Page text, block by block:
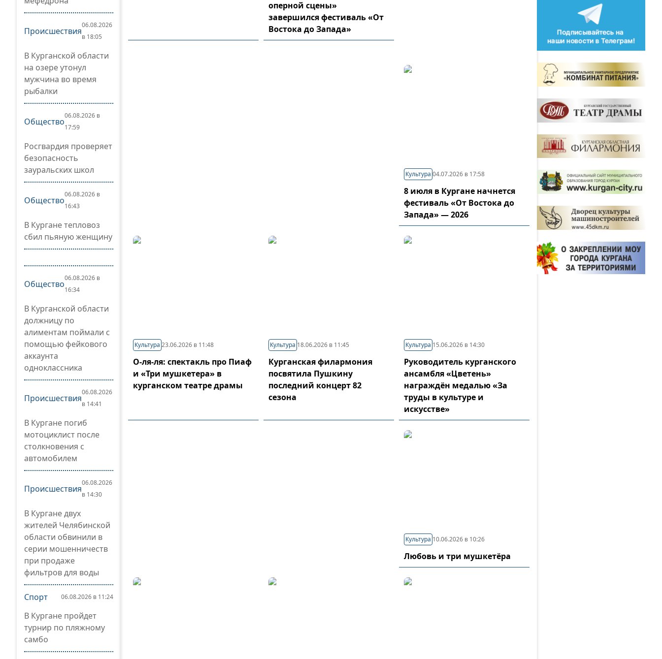
Происшествия
06.08.2026
в 18:05
В Курганской области
на озере утонул
мужчина во время
рыбалки
Общество
06.08.2026 в
17:59
Росгвардия проверяет
безопасность
зауральских школ
Общество
06.08.2026 в
16:43
В Кургане тепловоз
сбил пьяную женщину
Общество
06.08.2026 в
16:34
В Курганской области
должницу по
алиментам поймали с
помощью фейкового
аккаунта
одноклассника
Происшествия
06.08.2026
в 14:41
В Кургане погиб
мотоциклист после
столкновения с
автомобилем
Происшествия
06.08.2026
в 14:30
В Кургане двух
жителей Челябинской
области обвинили в
серии мошенничеств
при продаже
фильтров для воды
Спорт 06.08.2026 в 11:24
В Кургане пройдет
турнир по пляжному
самбо
оперной сцены»
завершился фестиваль «От
Востока до Запада»
Культура 04.07.2026 в 17:58
8 июля в Кургане начнется
фестиваль «От Востока до
Запада» — 2026
Культура 23.06.2026 в 11:48
О-ля-ля: спектакль про Пиаф
и «Три мушкетера» в
курганском театре драмы
Культура 18.06.2026 в 11:45
Курганская филармония
посвятила Пушкину
последний концерт 82
сезона
Культура 15.06.2026 в 14:30
Руководитель курганского
ансамбля «Цветень»
награждён медалью «За
труды в культуре и
искусстве»
Культура 10.06.2026 в 10:26
Любовь и три мушкетёра